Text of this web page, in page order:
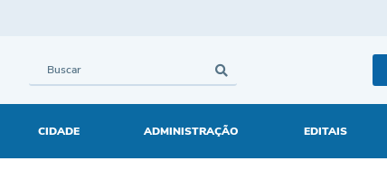
CIDADE ADMINISTRAÇÃO EDITAIS